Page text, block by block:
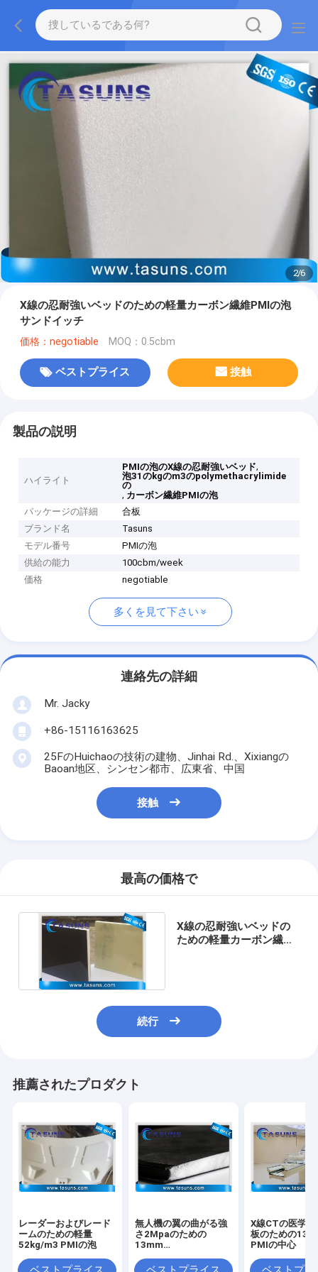
2/6
X線の忍耐強いベッドのための軽量カーボン繊維PMIの泡
サンドイッチ
価格：negotiable MOQ：0.5cbm
ベストプライス 接触
製品の説明
ハイライト
PMIの泡のX線の忍耐強いベッド,
泡31のkgのm3のpolymethacrylimide
の
, カーボン繊維PMIの泡
パッケージの詳細
合板
ブランド名
Tasuns
モデル番号
PMIの泡
供給の能力
100cbm/week
価格
negotiable
多くを見て下さい
連絡先の詳細
Mr. Jacky
+86-15116163625
25FのHuichaoの技術の建物、Jinhai Rd.、Xixiangの
Baoan地区、シンセン都市、広東省、中国
接触
最高の価格で
X線の忍耐強いベッドの
ための軽量カーボン繊維
続行
推薦されたプロダクト
レーダーおよびレード
ームのための軽量
52kg/m3 PMIの泡
無人機の翼の曲がる強
さ2Mpaのための
13mm
の泡
X線CTの医学の
板のための
PMIの中心